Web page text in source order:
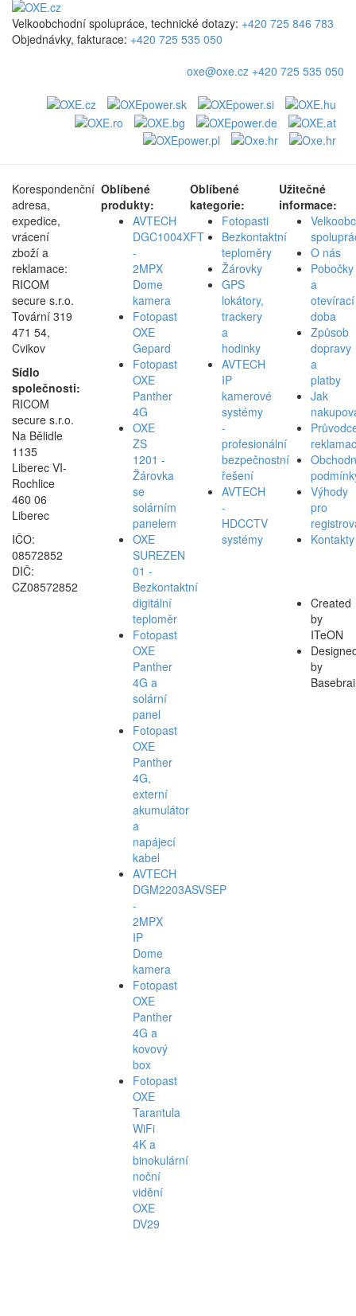
Velkoobchodní spolupráce, technické dotazy: +420 725 846 783
Objednávky, fakturace: +420 725 535 050
oxe@oxe.cz +420 725 535 050
Korespondenční
adresa,
expedice,
vrácení
zboží a
reklamace:
RICOM
secure s.r.o.
Tovární 319
471 54,
Cvikov
Sídlo
společnosti:
RICOM
secure s.r.o.
Na Bělidle
1135
Liberec VI-
Rochlice
460 06
Liberec
IČO:
08572852
DIČ:
CZ08572852
Oblíbené
produkty:
AVTECH
DGC1004XFT
-
2MPX
Dome
kamera
Fotopast
OXE
Gepard
Fotopast
OXE
Panther
4G
OXE
ZS
1201 -
Žárovka
se
solárním
panelem
OXE
SUREZEN
01 -
Bezkontaktní
digitální
teploměr
Fotopast
OXE
Panther
4G a
solární
panel
Fotopast
OXE
Panther
4G,
externí
akumulátor
a
napájecí
kabel
AVTECH
DGM2203ASVSEP
-
2MPX
IP
Dome
kamera
Fotopast
OXE
Panther
4G a
kovový
box
Fotopast
OXE
Tarantula
WiFi
4K a
binokulární
noční
vidění
OXE
DV29
Oblíbené
kategorie:
Fotopasti
Bezkontaktní
teploměry
Žárovky
GPS
lokátory,
trackery
a
hodinky
AVTECH
IP
kamerové
systémy
-
profesionální
bezpečnostní
řešení
AVTECH
-
HDCCTV
systémy
Užitečné
informace:
O nás
Pobočky
a
otevírací
doba
Způsob
dopravy
a
platby
Jak
Výhody
pro
Kontakty
Created
by
ITeON
by